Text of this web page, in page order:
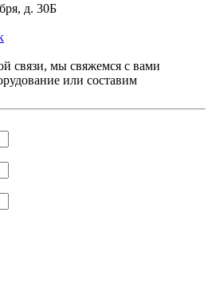
д. 30Б
связи, мы свяжемся с вами
или составим